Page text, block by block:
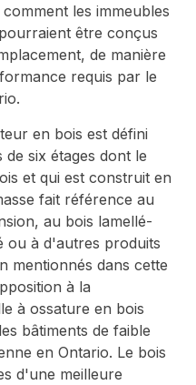
et
des
et les
pour
à
les immeubles
être conçus
de manière
requis par le
en bois est défini
six étages dont le
et qui est construit en
fait référence au
au bois lamellé-
ou à d'autres produits
mentionnés dans cette
à la
à ossature en bois
bâtiments de faible
en Ontario. Le bois
d'une meilleure